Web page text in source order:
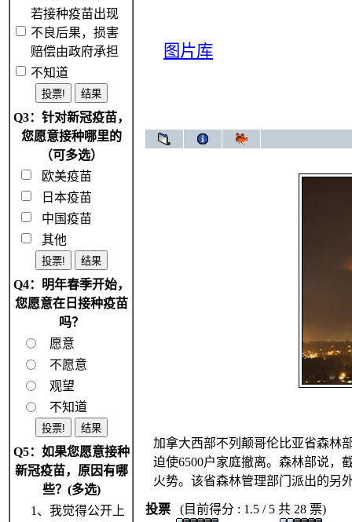
若接种疫苗出现
不良后果，损害
赔偿由政府承担
不知道
Q3：针对新冠疫苗，
您愿意接种哪里的
（可多选）
欧美疫苗
日本疫苗
中国疫苗
其他
Q4：明年春季开始，
您愿意在日接种疫苗
吗？
愿意
不愿意
观望
不知道
Q5：如果您愿意接种
新冠疫苗，原因有哪
些？(多选)
1、我觉得公开上
图片库
加拿大西部不列颠哥伦比亚省森林
迫使6500户家庭撤离。森林部说，
火势。该省森林管理部门派出的另
投票 (目前得分 : 1.5 / 5 共 28 票)